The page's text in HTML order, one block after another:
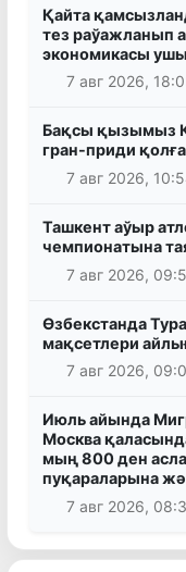
Қайта
тез раўажланып
экономикасы
7 авг 2026,
Бақсы қызымыз
гран-приди
7 авг 2026,
Ташкент аўыр
чемпионатына
7 авг 2026,
Өзбекстанда
мақсетлери
7 авг 2026,
Июль айында
Москва
мың 800 ден
пуқараларына
7 авг 2026,